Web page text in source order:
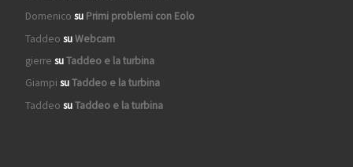
Domenico su Primi problemi con Eolo
Taddeo suWebcam
gierre suTaddeo e la turbina
Giampi suTaddeo e la turbina
Taddeo suTaddeo e la turbina